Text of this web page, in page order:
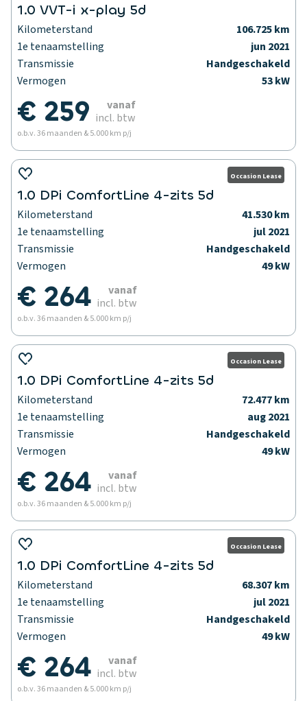
1.0 VVT-i x-play 5d
Kilometerstand
106.725 km
1e tenaamstelling
jun 2021
Transmissie
Handgeschakeld
Vermogen
53 kW
€ 259
vanaf
incl. btw
o.b.v. 36 maanden & 5.000 km p/j
Occasion Lease
1.0 DPi ComfortLine 4-zits 5d
Kilometerstand
41.530 km
1e tenaamstelling
jul 2021
Transmissie
Handgeschakeld
Vermogen
49 kW
€ 264
vanaf
incl. btw
o.b.v. 36 maanden & 5.000 km p/j
Occasion Lease
1.0 DPi ComfortLine 4-zits 5d
Kilometerstand
72.477 km
1e tenaamstelling
aug 2021
Transmissie
Handgeschakeld
Vermogen
49 kW
€ 264
vanaf
incl. btw
o.b.v. 36 maanden & 5.000 km p/j
Occasion Lease
1.0 DPi ComfortLine 4-zits 5d
Kilometerstand
68.307 km
1e tenaamstelling
jul 2021
Transmissie
Handgeschakeld
Vermogen
49 kW
€ 264
vanaf
incl. btw
o.b.v. 36 maanden & 5.000 km p/j